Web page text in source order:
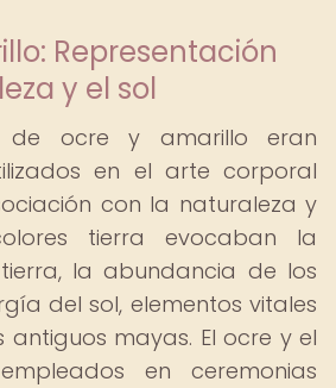
Representación
y el sol
de ocre y amarillo eran
en el arte corporal
con la naturaleza y
tierra evocaban la
la abundancia de los
del sol, elementos vitales
mayas. El ocre y el
en ceremonias